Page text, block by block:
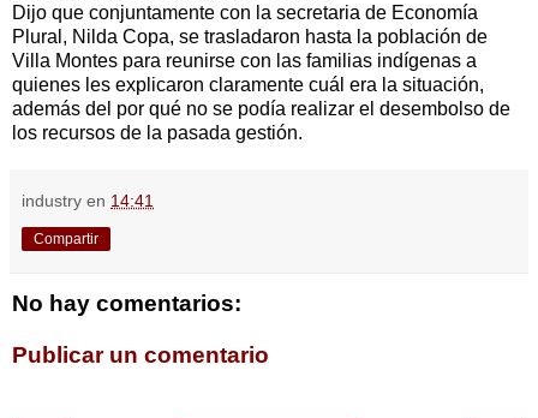
Dijo que conjuntamente con la secretaria de Economía
Plural, Nilda Copa, se trasladaron hasta la población de
Villa Montes para reunirse con las familias indígenas a
quienes les explicaron claramente cuál era la situación,
además del por qué no se podía realizar el desembolso de
los recursos de la pasada gestión.
industry en 14:41
Compartir
No hay comentarios:
Publicar un comentario